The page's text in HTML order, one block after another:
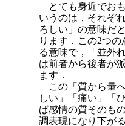
とても身近でお
いうのは，それぞ
ろしい」の意味だ
ります．この2つ
る意味で，「並外
は前者から後者が
ます．
この「質から量
しい」「痛い」「
ば感情の質そのも
調表現になり下が